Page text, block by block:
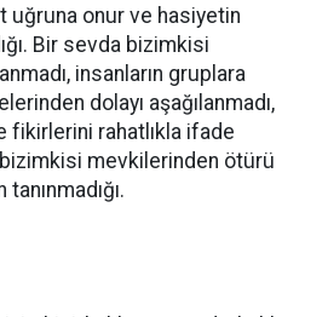
uğruna onur ve hasiyetin
Bir sevda bizimkisi
insanların gruplara
dolayı aşağılanmadı,
fikirlerini rahatlıkla ifade
mevkilerinden ötürü
tanınmadığı.